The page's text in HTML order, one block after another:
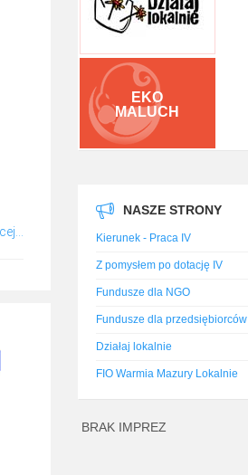
EKO
MALUCH
NASZE STRONY
Kierunek - Praca IV
Z pomysłem po dotację IV
Fundusze dla NGO
Fundusze dla przedsiębiorców
Działaj lokalnie
FIO Warmia Mazury Lokalnie
BRAK IMPREZ